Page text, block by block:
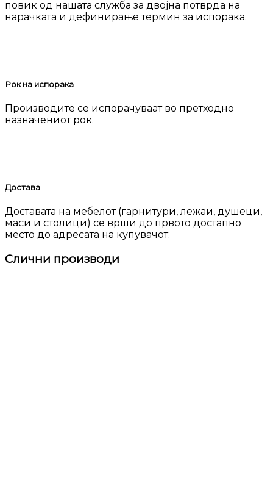
повик од нашата служба за двојна потврда на
нарачката и дефинирање термин за испорака.
Рок на испорака
Производите се испорачуваат во претходно
назначениот рок.
Достава
Доставата на мебелот (гарнитури, лежаи, душеци,
маси и столици) се врши до првото достапно
место до адресата на купувачот.
Слични производи